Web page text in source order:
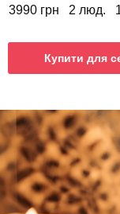
3990 грн 2 люд.
Купити для